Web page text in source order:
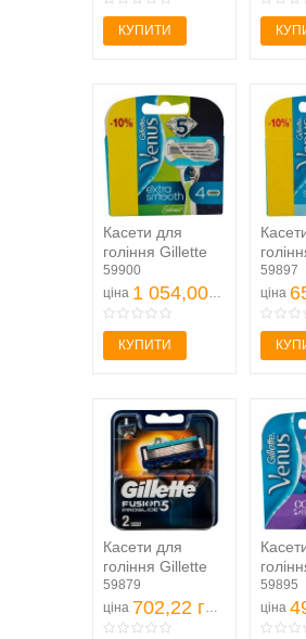
КУПИТИ
Касети для
гоління Gillette
Venus Embrace
змінні 4шт
59900
ціна 1 054,00 грн
КУПИТИ
Venus
Clean
59897
ціна
Касети для
гоління Gillette
Fusion ProGlide
змінні 2шт
59879
ціна 702,22 грн
Venus
59895
ціна